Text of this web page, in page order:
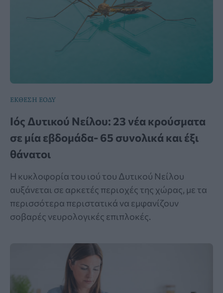
ΕΚΘΕΣΗ ΕΟΔΥ
Ιός Δυτικού Νείλου: 23 νέα κρούσματα
σε μία εβδομάδα- 65 συνολικά και έξι
θάνατοι
Η κυκλοφορία του ιού του Δυτικού Νείλου
αυξάνεται σε αρκετές περιοχές της χώρας, με τα
περισσότερα περιστατικά να εμφανίζουν
σοβαρές νευρολογικές επιπλοκές.